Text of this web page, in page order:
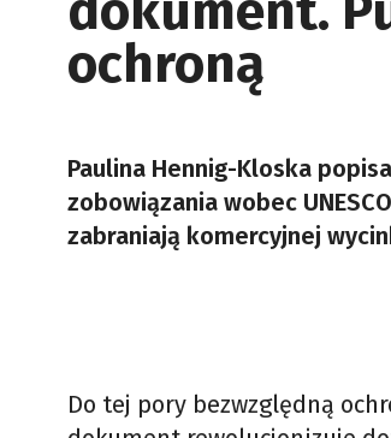
ochroną
Paulina Hennig-Kloska
zobowiązania wobec
zabraniają komercyjnej
Do tej pory bezwzględną